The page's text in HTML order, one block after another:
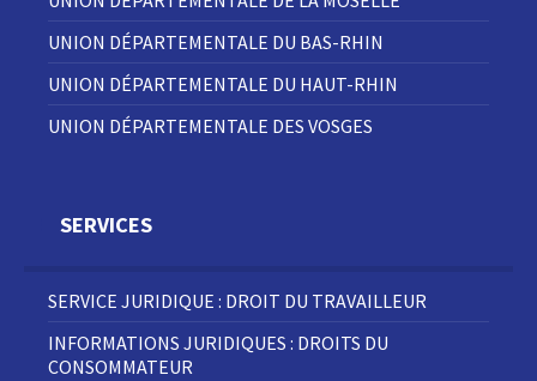
UNION DÉPARTEMENTALE DU BAS-RHIN
UNION DÉPARTEMENTALE DU HAUT-RHIN
UNION DÉPARTEMENTALE DES VOSGES
SERVICES
SERVICE JURIDIQUE : DROIT DU TRAVAILLEUR
INFORMATIONS JURIDIQUES : DROITS DU
CONSOMMATEUR